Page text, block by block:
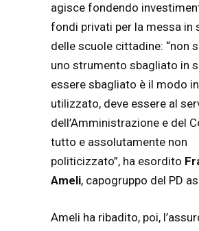
agisce fondendo
fondi privati per la messa in
delle scuole cittadine: “non
uno strumento sbagliato in
essere sbagliato è il modo
utilizzato, deve essere al
dell’Amministrazione e del
tutto e assolutamente non
politicizzato”, ha esordito
Ameli, capogruppo del PD
Ameli ha ribadito, poi,